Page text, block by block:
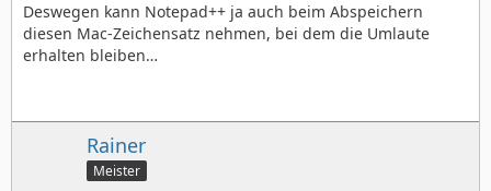
Deswegen kann Notepad++ ja auch beim Abspeichern
diesen Mac-Zeichensatz nehmen, bei dem die Umlaute
erhalten bleiben…
Rainer
Meister